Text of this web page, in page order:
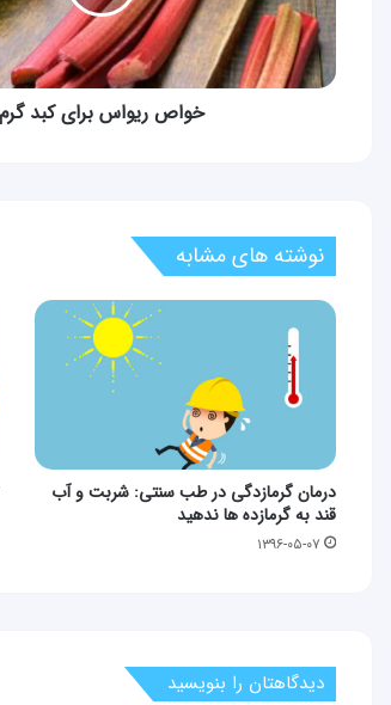
خواص ریواس برای کبد گرم
نوشته های مشابه
درمان گرمازدگی در طب سنتی: شربت و آب
قند به گرمازده ها ندهید
۱۳۹۶-۰۵-۰۷
دیدگاهتان را بنویسید